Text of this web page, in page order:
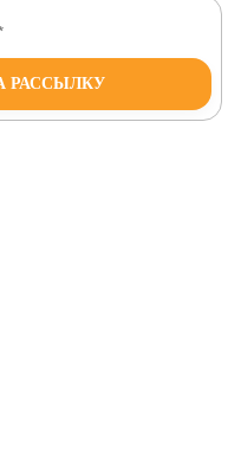
РАССЫЛКУ